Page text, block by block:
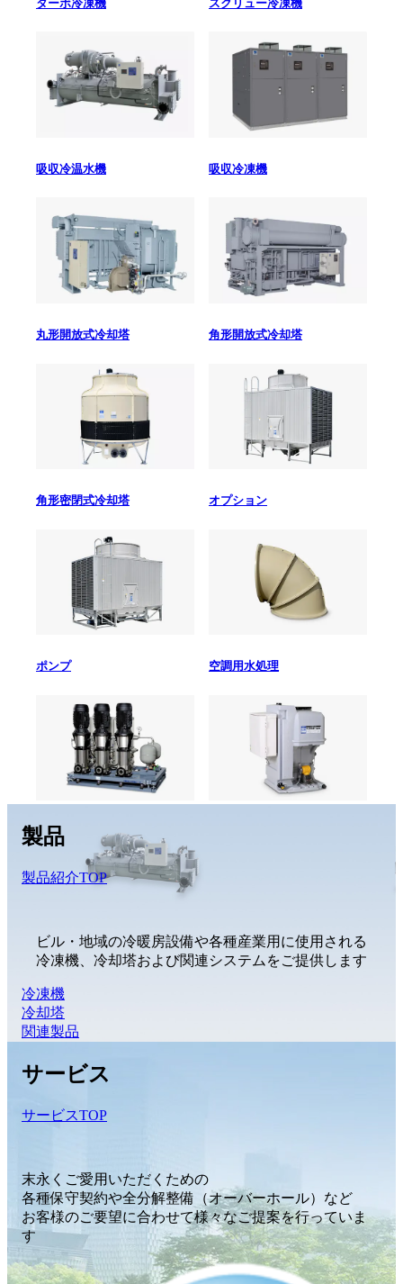
ターボ冷凍機 スクリュー冷凍機
吸収冷温水機 吸収冷凍機
丸形開放式冷却塔 角形開放式冷却塔
角形密閉式冷却塔 オプション
ポンプ 空調用水処理
製品
製品紹介TOP
ビル・地域の冷暖房設備や各種産業用に使用される
冷凍機、冷却塔および関連システムをご提供します
冷凍機
冷却塔
関連製品
サービス
サービスTOP
末永くご愛用いただくための
各種保守契約や全分解整備（オーバーホール）など
お客様のご要望に合わせて様々なご提案を行っていま
す